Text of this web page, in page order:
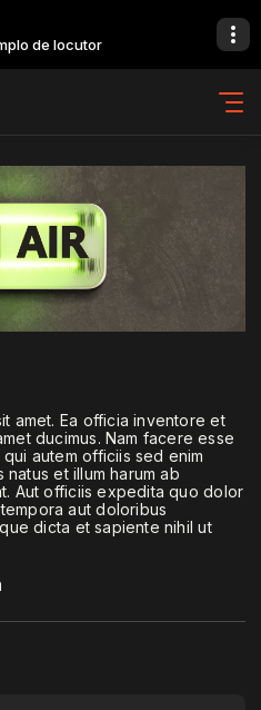
de locutor
amet. Ea officia inventore et
ducimus. Nam facere esse
autem officiis sed enim
natus et illum harum ab
Aut officiis expedita quo dolor
aut doloribus
dicta et sapiente nihil ut